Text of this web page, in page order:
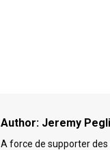
Author: Jeremy
A force de supporter des